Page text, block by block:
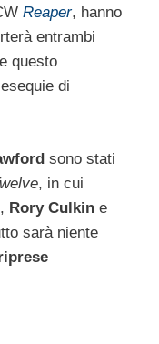
Reaper, hanno
entrambi
questo
di
sono stati
, in cui
, Rory Culkin e
sarà niente